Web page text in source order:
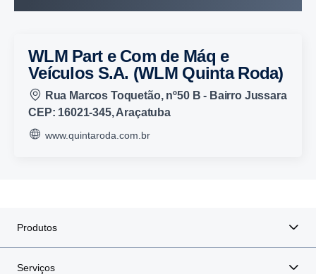
WLM Part e Com de Máq e
Veículos S.A. (WLM Quinta Roda)
Rua Marcos Toquetão, nº50 B - Bairro Jussara
CEP: 16021-345, Araçatuba
www.quintaroda.com.br
Produtos
Serviços